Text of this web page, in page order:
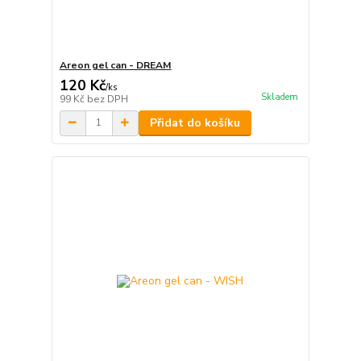
Areon gel can - DREAM
120 Kč/ks
99 Kč bez DPH Skladem
Přidat do košíku